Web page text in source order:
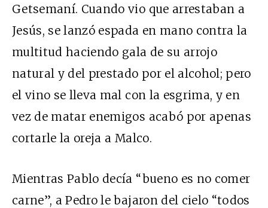
Getsemaní. Cuando vio que arrestaban a
Jesús, se lanzó espada en mano contra la
multitud haciendo gala de su arrojo
natural y del prestado por el alcohol; pero
el vino se lleva mal con la esgrima, y en
vez de matar enemigos acabó por apenas
cortarle la oreja a Malco.
Mientras Pablo decía “bueno es no comer
carne”, a Pedro le bajaron del cielo “todos